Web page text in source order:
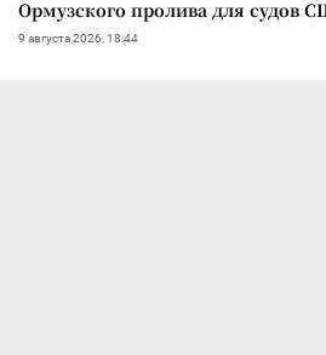
Ормузского пролива для судов
9 августа 2026, 18:44